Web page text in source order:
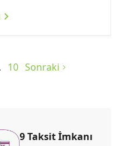
10 Sonraki
9 Taksit İmkanı